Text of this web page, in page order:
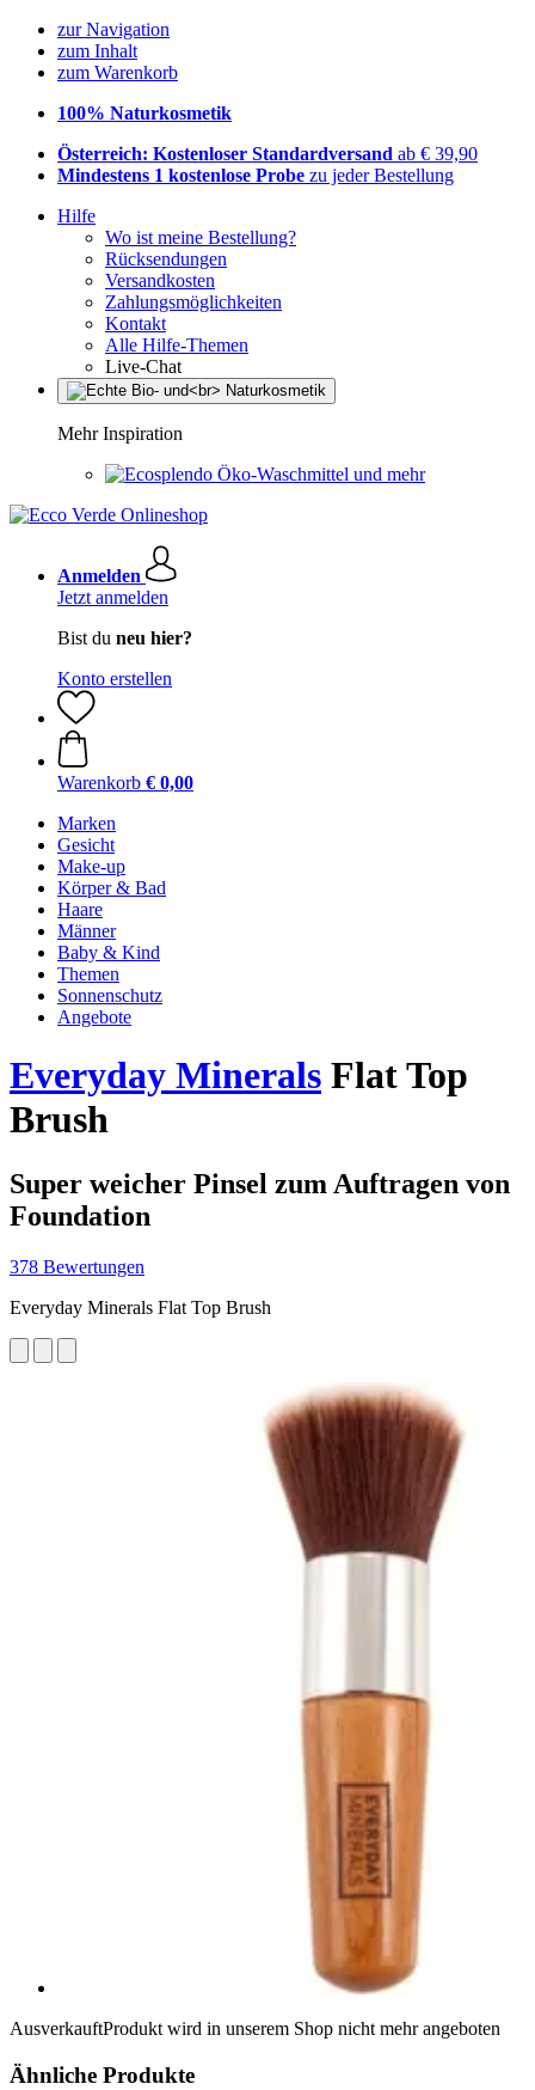
zur Navigation
zum Inhalt
zum Warenkorb
100% Naturkosmetik
Österreich: Kostenloser Standardversand ab € 39,90
Mindestens 1 kostenlose Probe zu jeder Bestellung
Hilfe
Wo ist meine Bestellung?
Rücksendungen
Versandkosten
Zahlungsmöglichkeiten
Kontakt
Alle Hilfe-Themen
Live-Chat
Mehr Inspiration
Öko-Waschmittel und mehr
Anmelden
Jetzt anmelden
Bist du neu hier?
Konto erstellen
Warenkorb € 0,00
Marken
Gesicht
Make-up
Körper & Bad
Haare
Männer
Baby & Kind
Themen
Sonnenschutz
Angebote
Everyday Minerals Flat Top
Brush
Super weicher Pinsel zum Auftragen von
Foundation
378 Bewertungen
Everyday Minerals Flat Top Brush
AusverkauftProdukt wird in unserem Shop nicht mehr angeboten
Ähnliche Produkte